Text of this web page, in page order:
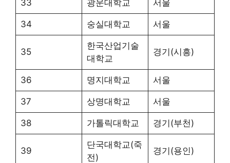
33 광운대학교 서울
34 숭실대학교 서울
35
한국산업기술
대학교
경기(시흥)
36 명지대학교 서울
37 상명대학교 서울
38 가톨릭대학교 경기(부천)
39
단국대학교(죽
전)
경기(용인)